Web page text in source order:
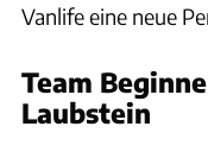
Vanlife eine neue
Team
Laubstein